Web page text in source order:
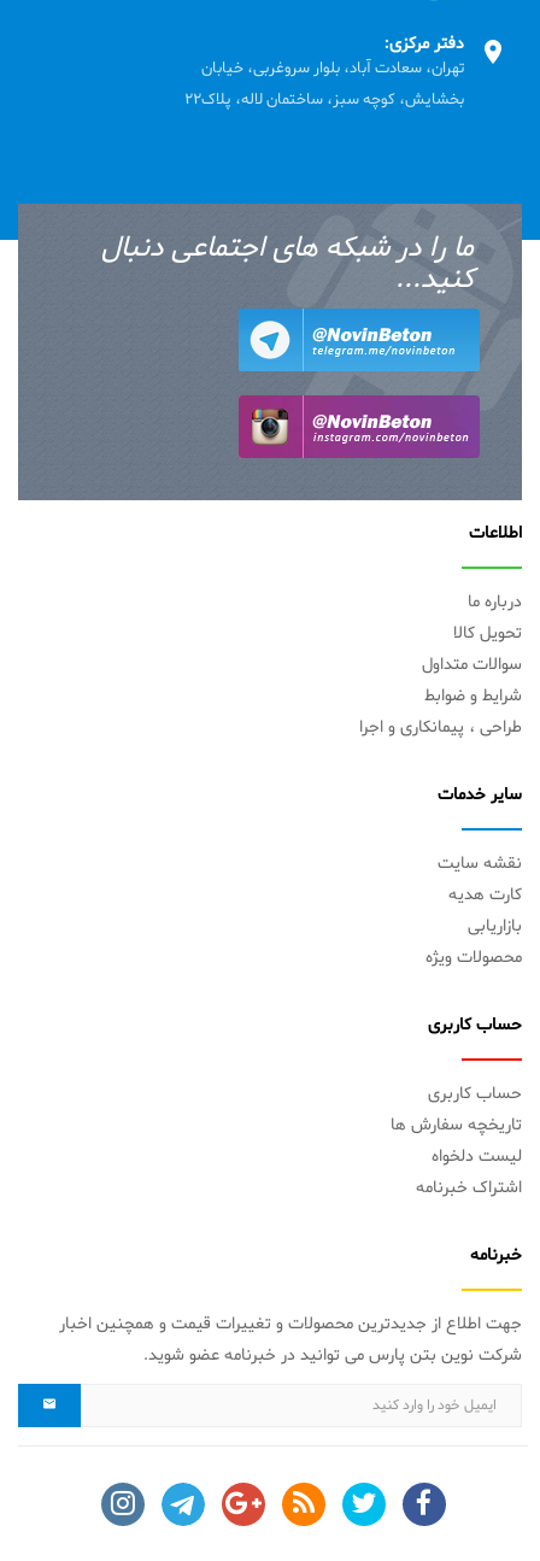
دفتر مرکزی:
تهران، سعادت آباد، بلوار سروغربی، خیابان
بخشایش، کوچه سبز، ساختمان لاله، پلاک22
ما را در شبکه های اجتماعی دنبال
کنید...
اطلاعات
درباره ما
تحویل کالا
سوالات متداول
شرایط و ضوابط
طراحی ، پیمانکاری و اجرا
سایر خدمات
نقشه سایت
کارت هدیه
بازاریابی
محصولات ویژه
حساب کاربری
حساب کاربری
تاریخچه سفارش ها
لیست دلخواه
اشتراک خبرنامه
خبرنامه
جهت اطلاع از جدیدترین محصولات و تغییرات قیمت و همچنین اخبار
شرکت نوین بتن پارس می توانید در خبرنامه عضو شوید.